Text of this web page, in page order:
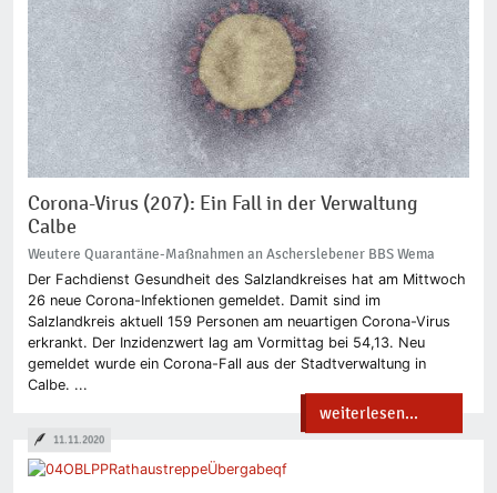
Corona-Virus (207): Ein Fall in der Verwaltung
Calbe
Weutere Quarantäne-Maßnahmen an Ascherslebener BBS Wema
Der Fachdienst Gesundheit des Salzlandkreises hat am Mittwoch
26 neue Corona-Infektionen gemeldet. Damit sind im
Salzlandkreis aktuell 159 Personen am neuartigen Corona-Virus
erkrankt. Der Inzidenzwert lag am Vormittag bei 54,13. Neu
gemeldet wurde ein Corona-Fall aus der Stadtverwaltung in
Calbe. ...
weiterlesen...
11.11.2020